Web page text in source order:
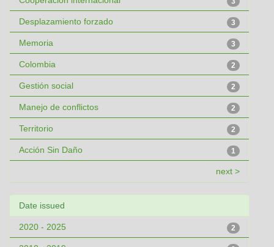
3
Desplazamiento forzado
3
Memoria
2
Colombia
2
Gestión social
2
Manejo de conflictos
2
Territorio
1
Acción Sin Daño
next >
Date issued
2
2020 - 2025